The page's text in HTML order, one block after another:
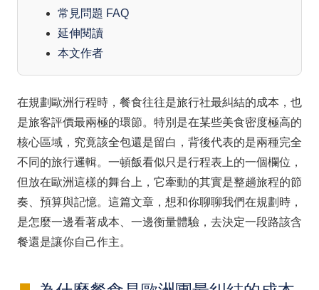
常見問題 FAQ
延伸閱讀
本文作者
在規劃歐洲行程時，餐食往往是旅行社最糾結的成本，也
是旅客評價最兩極的環節。特別是在某些美食密度極高的
核心區域，究竟該全包還是留白，背後代表的是兩種完全
不同的旅行邏輯。一頓飯看似只是行程表上的一個欄位，
但放在歐洲這樣的舞台上，它牽動的其實是整趟旅程的節
奏、預算與記憶。這篇文章，想和你聊聊我們在規劃時，
是怎麼一邊看著成本、一邊衡量體驗，去決定一段路該含
餐還是讓你自己作主。